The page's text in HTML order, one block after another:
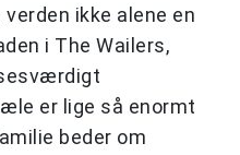
ikke alene en
i The Wailers,
er lige så enormt
beder om